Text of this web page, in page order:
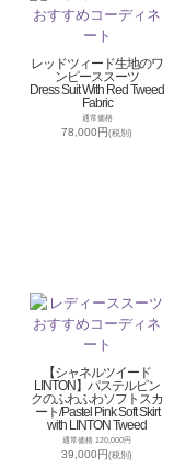
レッドツィード生地のワ
ンピーススーツ
Dress Suit With Red Tweed
Fabric
通常価格
78,000円(税別)
【シャネルツイード
LINTON】パステルピン
クのふわふわソフトスカ
ート/Pastel Pink Soft Skirt
with LINTON Tweed
通常価格 120,000円
39,000円(税別)